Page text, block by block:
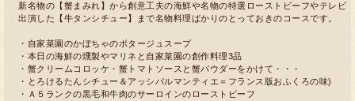
新名物の【蟹まみれ】から創意工夫の海鮮や名物の特選ローストビーフやテレビ
出演した【牛タンシチュー】まで名物料理ばかりのとっておきのコースです。
・自家菜園のかぼちゃのポタージュスープ
・本日の海鮮の燻製やマリネと自家菜園の創作料理3品
・蟹クリームコロッケ・蟹トマトソースと蟹パウダーをかけて・・・
・とろけるたんシチュー＆アッシパルマンティエ＝フランス版おふくろの味)
・Ａ５ランクの黒毛和牛肉のサーロインのローストビーフ